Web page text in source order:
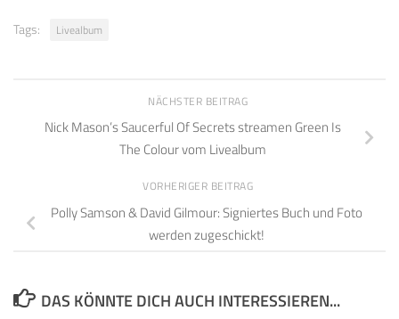
Tags: Livealbum
NÄCHSTER BEITRAG
Nick Mason’s Saucerful Of Secrets streamen Green Is
The Colour vom Livealbum
VORHERIGER BEITRAG
Polly Samson & David Gilmour: Signiertes Buch und Foto
werden zugeschickt!
DAS KÖNNTE DICH AUCH INTERESSIEREN...